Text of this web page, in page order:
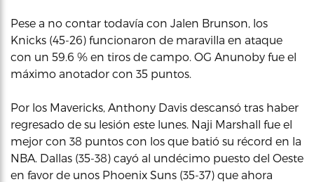
Pese a no contar todavía con Jalen Brunson, los
Knicks (45-26) funcionaron de maravilla en ataque
con un 59.6 % en tiros de campo. OG Anunoby fue el
máximo anotador con 35 puntos.
Por los Mavericks, Anthony Davis descansó tras haber
regresado de su lesión este lunes. Naji Marshall fue el
mejor con 38 puntos con los que batió su récord en la
NBA. Dallas (35-38) cayó al undécimo puesto del Oeste
en favor de unos Phoenix Suns (35-37) que ahora